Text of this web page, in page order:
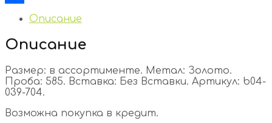
Отправить
Описание
Описание
Размер: в ассортименте. Метал: Золото.
Проба: 585. Вставка: Без Вставки. Артикул: b04-
039-704.
Возможна покупка в кредит.